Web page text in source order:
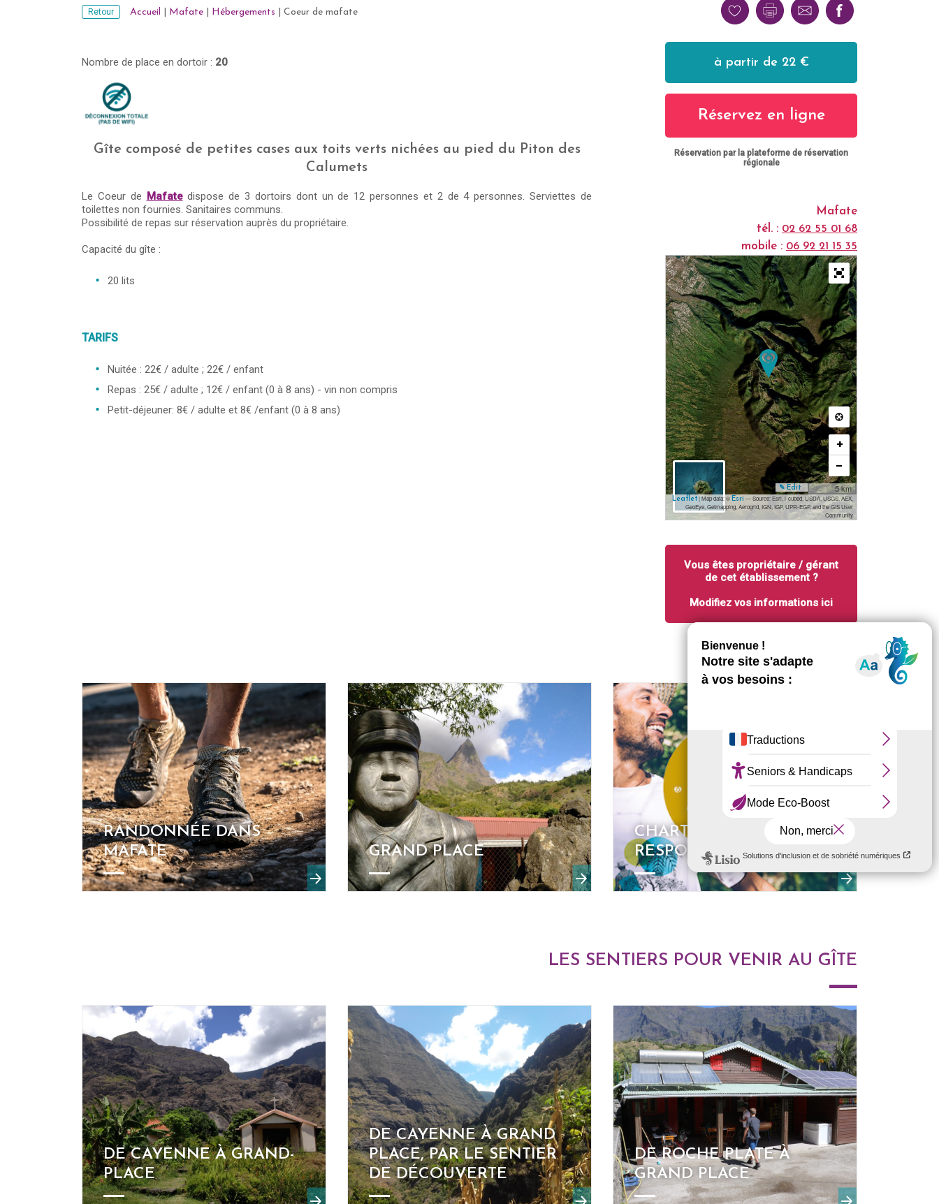
Retour Accueil Mafate Hébergements Coeur de mafate
Nombre de place en dortoir : 20
Gîte composé de petites cases aux toits verts nichées au pied du Piton des
Calumets
Le Coeur de Mafatedispose de 3 dortoirs dont un de 12 personnes et 2 de 4 personnes. Serviettes de
toilettes non fournies. Sanitaires communs.
Possibilité de repas sur réservation auprès du propriétaire.
Capacité du gîte :
20 lits
TARIFS
Nuitée : 22€ / adulte ; 22€ / enfant
Repas : 25€ / adulte ; 12€ / enfant (0 à 8 ans) - vin non compris
Petit-déjeuner: 8€ / adulte et 8€ /enfant (0 à 8 ans)
à partir de 22 €
Réservez en ligne
Réservation par la plateforme de réservation
régionale
Mafate
tél. : 02 62 55 01 68
mobile : 06 92 21 15 35
+
−
5 km
✎ Edit
Leaflet| Map data: © Esri — Source: Esri, i-cubed, USDA, USGS, AEX,
GeoEye, Getmapping, Aerogrid, IGN, IGP, UPR-EGP, and the GIS User
Community
Vous êtes propriétaire / gérant
de cet établissement ?
Modifiez vos informations ici
RANDONNÉE DANS
MAFATE
GRAND PLACE
CHARTE ÉCO-
RESPONSABLE
LES SENTIERS POUR VENIR AU GÎTE
DE CAYENNE À GRAND-
PLACE
DE CAYENNE À GRAND
PLACE, PAR LE SENTIER
DE DÉCOUVERTE
DE ROCHE PLATE À
GRAND PLACE